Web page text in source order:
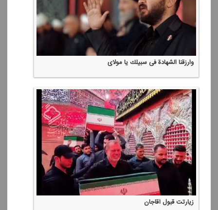
وارزقنا الشهادة فی سبیلك یا مولای
زیارتت قبول آقاجان